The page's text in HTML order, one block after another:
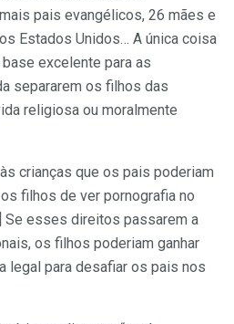
pais evangélicos, 26 mães e
Estados Unidos… A única coisa
base excelente para as
separarem os filhos das
religiosa ou moralmente
crianças que os pais poderiam
filhos de ver pornografia no
Se esses direitos passarem a
os filhos poderiam ganhar
legal para desafiar os pais nos